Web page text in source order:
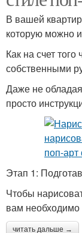
В вашей
которую можно
Как на счет
собственными
Даже не
просто
Этап 1:
Чтобы
вам
читать дальше →